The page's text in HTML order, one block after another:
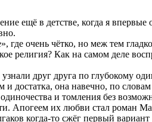
ещё в детстве, когда я
где очень чётко, но меж тем
религия? Как на самом деле
друг друга по глубокому
она навечно, по
и томления без
Апогеем их любви стал роман
когда-то сжёг первый